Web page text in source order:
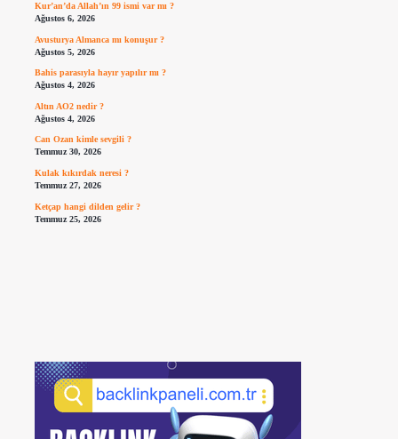
Kur’an’da Allah’ın 99 ismi var mı ?
Ağustos 6, 2026
Avusturya Almanca mı konuşur ?
Ağustos 5, 2026
Bahis parasıyla hayır yapılır mı ?
Ağustos 4, 2026
Altın AO2 nedir ?
Ağustos 4, 2026
Can Ozan kimle sevgili ?
Temmuz 30, 2026
Kulak kıkırdak neresi ?
Temmuz 27, 2026
Ketçap hangi dilden gelir ?
Temmuz 25, 2026